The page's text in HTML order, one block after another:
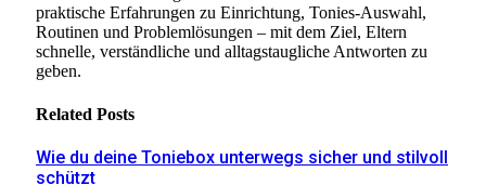
praktische Erfahrungen zu Einrichtung, Tonies-Auswahl,
Routinen und Problemlösungen – mit dem Ziel, Eltern
schnelle, verständliche und alltagstaugliche Antworten zu
geben.
Related Posts
Wie du deine Toniebox unterwegs sicher und stilvoll
schützt